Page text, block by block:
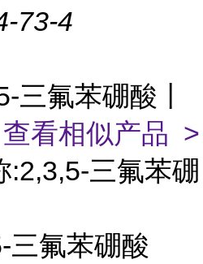
73-4
三氟苯硼酸丨
查看相似产品 >
:2,3,5-三氟苯硼
三氟苯硼酸